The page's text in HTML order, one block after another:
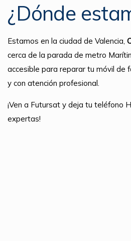
¿Dónde
Estamos en la ciudad de Valencia,
cerca de la parada de metro
accesible para reparar tu móvil de
y con atención profesional.
¡Ven a Futursat y deja tu teléfono
expertas!